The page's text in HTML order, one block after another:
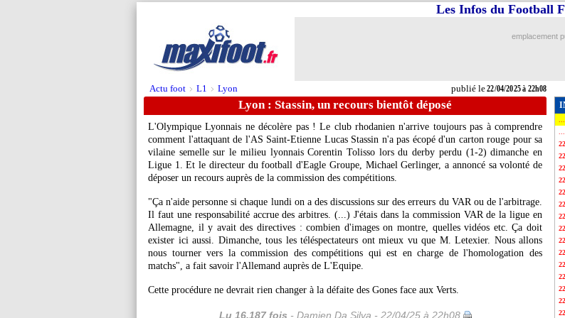
Actu foot > L1 > Lyon publié le22/04/2025 à 22h08
Les Infos du Football
emplacement
Lyon : Stassin, un recours bientôt déposé
L'Olympique Lyonnais ne décolère pas ! Le club rhodanien n'arrive toujours pas à comprendre
comment l'attaquant de l'AS Saint-Etienne Lucas Stassin n'a pas écopé d'un carton rouge pour sa
vilaine semelle sur le milieu lyonnais Corentin Tolisso lors du derby perdu (1-2) dimanche en
Ligue 1. Et le directeur du football d'Eagle Groupe, Michael Gerlinger, a annoncé sa volonté de
déposer un recours auprès de la commission des compétitions.
"Ça n'aide personne si chaque lundi on a des discussions sur des erreurs du VAR ou de l'arbitrage.
Il faut une responsabilité accrue des arbitres. (...) J'étais dans la commission VAR de la ligue en
Allemagne, il y avait des directives : combien d'images on montre, quelles vidéos etc. Ça doit
exister ici aussi. Dimanche, tous les téléspectateurs ont mieux vu que M. Letexier. Nous allons
nous tourner vers la commission des compétitions qui est en charge de l'homologation des
matchs", a fait savoir l'Allemand auprès de L'Equipe.
Cette procédure ne devrait rien changer à la défaite des Gones face aux Verts.
Lu 16.187 fois - Damien Da Silva - 22/04/25 à 22h08